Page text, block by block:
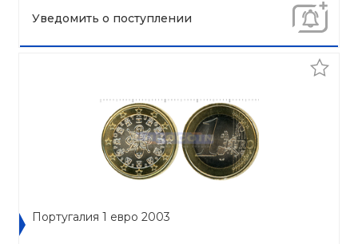
Уведомить о поступлении
Португалия 1 евро 2003